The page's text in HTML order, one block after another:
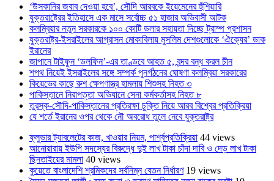
‘উসকানির জবাব দেওয়া হবে’, সৌদি আরবকে ইয়েমেনের হুঁশিয়ারি
যুক্তরাষ্ট্রের ইতিহাসে এক মাসে সর্বোচ্চ ৫১ হাজার অভিবাসী আটক
কলম্বিয়ার নতুন সরকারকে ১০০ কোটি ডলার সহায়তা দিচ্ছে ট্রাম্প প্রশাসন
যুক্তরাষ্ট্র-ইসরাইলের আগ্রাসন মোকাবিলায় মুসলিম দেশগুলোকে ‘ঐক্যের’ ডাক
ইরানের
জাপানে টাইফুন ‘ডলফিন’-এর তাণ্ডবে আহত ৫, বন্দর বন্ধ করল চীন
শপথ নিয়েই ইসরাইলের সঙ্গে সম্পর্ক পুনর্গঠনের ঘোষণা কলম্বিয়া সরকারের
কিয়েভের কাছে রুশ ক্ষেপণাস্ত্র হামলায় শিশুসহ নিহত ৩
পাকিস্তানে নিরাপত্তা অভিযানে সেনা কর্মকর্তাসহ নিহত ৮
তুরস্ক-সৌদি-পাকিস্তানের প্রতিরক্ষা চুক্তি নিয়ে আরব বিশ্বের প্রতিক্রিয়া
যে শর্তে ইরানের ওপর থেকে নৌ অবরোধ তুলে নেবে যুক্তরাষ্ট্র
ফ্লুভার ট্যাবলেটের কাজ, খাওয়ার নিয়ম, পার্শ্বপ্রতিক্রিয়া 44 views
আনোয়ারায় ইউপি সদস্যের বিরুদ্ধে দুই লাখ টাকা চাঁদা দাবি ও দেড় লাখ টাকা
ছিনতাইয়ের মামলা 40 views
কুয়েতে বাংলাদেশি শ্রমিকদের সর্বনিম্ন বেতন নির্ধারণ 19 views